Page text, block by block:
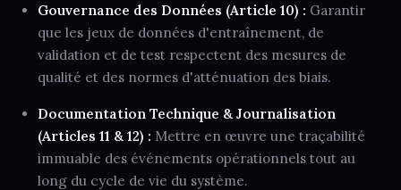
Gouvernance des Données (Article 10) : Garantir
que les jeux de données d'entraînement, de
validation et de test respectent des mesures de
qualité et des normes d'atténuation des biais.
Documentation Technique & Journalisation
(Articles 11 & 12) : Mettre en œuvre une traçabilité
immuable des événements opérationnels tout au
long du cycle de vie du système.